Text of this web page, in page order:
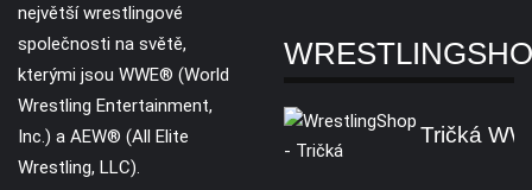
největší wrestlingové
společnosti na světě,
kterými jsou WWE® (World
Wrestling Entertainment,
Inc.) a AEW® (All Elite
Wrestling, LLC).
Tričká